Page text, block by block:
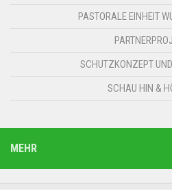
PASTORALE EINHEIT
SCHUTZKONZEPT
SCHAU HIN &
MEHR